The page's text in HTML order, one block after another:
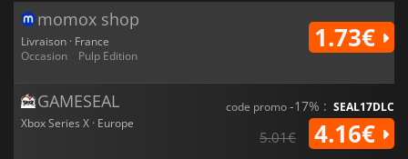
momox shop
Livraison · France
Occasion
Pulp Edition
1.73€
GAMESEAL
Xbox Series X · Europe
code promo-17% : SEAL17DLC
5.01€ 4.16€